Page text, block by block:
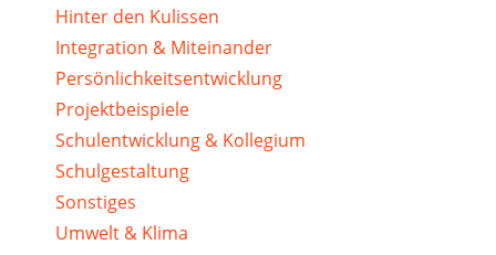
Hinter den Kulissen
Integration & Miteinander
Persönlichkeitsentwicklung
Projektbeispiele
Schulentwicklung & Kollegium
Schulgestaltung
Sonstiges
Umwelt & Klima